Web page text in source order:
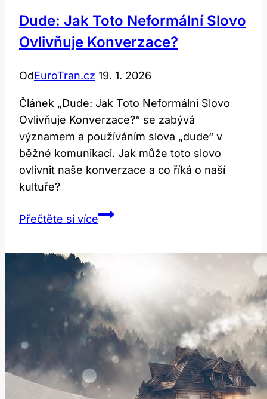
Dude: Jak Toto Neformální Slovo
Ovlivňuje Konverzace?
OdEuroTran.cz 19. 1. 2026
Článek „Dude: Jak Toto Neformální Slovo
Ovlivňuje Konverzace?“ se zabývá
významem a používáním slova „dude“ v
běžné komunikaci. Jak může toto slovo
ovlivnit naše konverzace a co říká o naší
kultuře?
Přečtěte si víceDude:
Ovlivňuje
Konverzace?